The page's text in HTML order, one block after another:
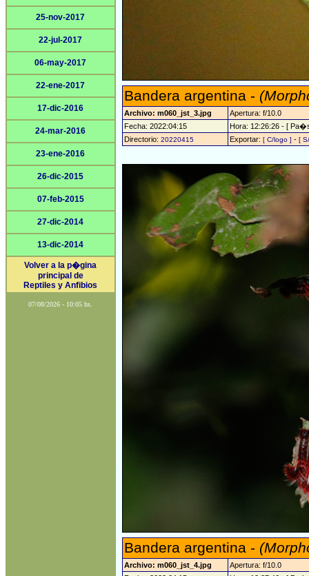
25-nov-2017
22-jul-2017
06-may-2017
22-ene-2017
17-dic-2016
24-mar-2016
23-ene-2016
26-dic-2015
07-feb-2015
27-dic-2014
13-dic-2014
Volver a la p�gina
principal de
Reptiles y Anfibios
07/08/2026 - 10:05 hs.
Bandera argentina -
Archivo: m060_jst_3.jpg
Apertura: f/10.0
Fecha: 2022:04:15
Hora: 12:26:26 - [
Directorio: 20220415 Exportar: [ C/logo ] - [
Bandera argentina -
Archivo: m060_jst_4.jpg
Apertura: f/10.0